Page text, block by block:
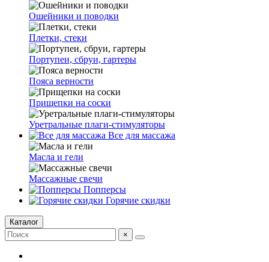
Ошейники и поводки
Плетки, стеки
Портупеи, сбруи, гартеры
Пояса верности
Прищепки на соски
Уретральные плаги-стимуляторы
Все для массажа
Масла и гели
Массажные свечи
Попперсы
Горячие скидки
Каталог
×